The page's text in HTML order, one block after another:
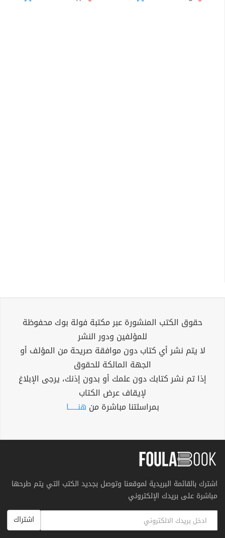
حقوق الكتب المنشورة عبر مكتبة فولة بوك محفوظة
للمؤلفين ودور النشر
لا يتم نشر أي كتاب دون موافقة صريحة من المؤلف أو
الجهة المالكة للحقوق
إذا تم نشر كتابك دون علمك أو بدون إذنك، يرجى الإبلاغ
لإيقاف عرض الكتاب
بمراسلتنا مباشرة من هنــــــا
اشترك بالقائمة البريدية لموقعنا وتوصل بجديد الكتب التي يتم طرحها
مباشرة على بريدك الإلكتروني
اشتراك